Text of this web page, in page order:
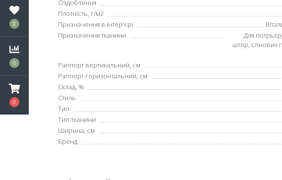
0
0
0
Оздоблення
Плотність, г/м2
Призначення в інтер'єрі
Призначення тканини
Для
штор, стінових
Раппорт вертикальний, см
Раппорт горизонтальний, см
Склад, %
Стиль
Тип
Тип тканини
Ширина, см
Бренд